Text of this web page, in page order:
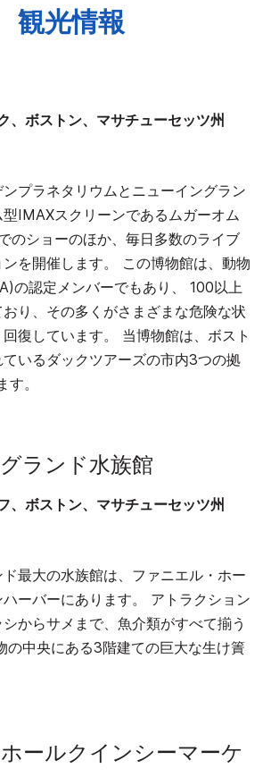
観光情報
、ボストン、マサチューセッツ州
プラネタリウムとニューイングラン
型IMAXスクリーンであるムガーオム
のショーのほか、毎日多数のライブ
を開催します。 この博物館は、動物
の認定メンバーでもあり、 100以上
り、その多くがさまざまな危険な状
復しています。 当博物館は、ボスト
いるダックツアーズの市内3つの拠
。
ランド水族館
、ボストン、マサチューセッツ州
最大の水族館は、ファニエル・ホー
ーバーにあります。 アトラクション
からサメまで、魚介類がすべて揃う
の中央にある3階建ての巨大な生け簀
ールクインシーマーケ